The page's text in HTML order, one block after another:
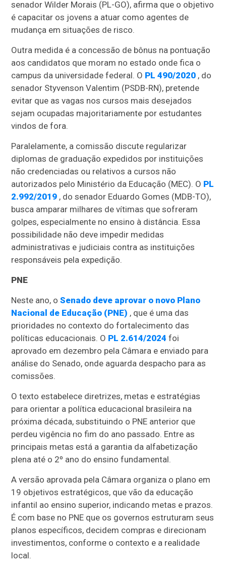
senador Wilder Morais (PL-GO), afirma que o objetivo
é capacitar os jovens a atuar como agentes de
mudança em situações de risco.
Outra medida é a concessão de bônus na pontuação
aos candidatos que moram no estado onde fica o
campus da universidade federal. O PL 490/2020 , do
senador Styvenson Valentim (PSDB-RN), pretende
evitar que as vagas nos cursos mais desejados
sejam ocupadas majoritariamente por estudantes
vindos de fora.
Paralelamente, a comissão discute regularizar
diplomas de graduação expedidos por instituições
não credenciadas ou relativos a cursos não
autorizados pelo Ministério da Educação (MEC). O PL
2.992/2019 , do senador Eduardo Gomes (MDB-TO),
busca amparar milhares de vítimas que sofreram
golpes, especialmente no ensino à distância. Essa
possibilidade não deve impedir medidas
administrativas e judiciais contra as instituições
responsáveis pela expedição.
PNE
Neste ano, oSenado deve aprovar o novo Plano
Nacional de Educação (PNE) , que é uma das
prioridades no contexto do fortalecimento das
políticas educacionais. O PL 2.614/2024 foi
aprovado em dezembro pela Câmara e enviado para
análise do Senado, onde aguarda despacho para as
comissões.
O texto estabelece diretrizes, metas e estratégias
para orientar a política educacional brasileira na
próxima década, substituindo o PNE anterior que
perdeu vigência no fim do ano passado. Entre as
principais metas está a garantia da alfabetização
plena até o 2º ano do ensino fundamental.
A versão aprovada pela Câmara organiza o plano em
19 objetivos estratégicos, que vão da educação
infantil ao ensino superior, indicando metas e prazos.
É com base no PNE que os governos estruturam seus
planos específicos, decidem compras e direcionam
investimentos, conforme o contexto e a realidade
local.